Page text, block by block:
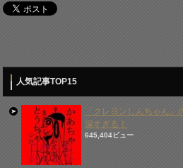
人気記事TOP15
「クレヨンしんちゃん
深すぎる！
645,404ビュー